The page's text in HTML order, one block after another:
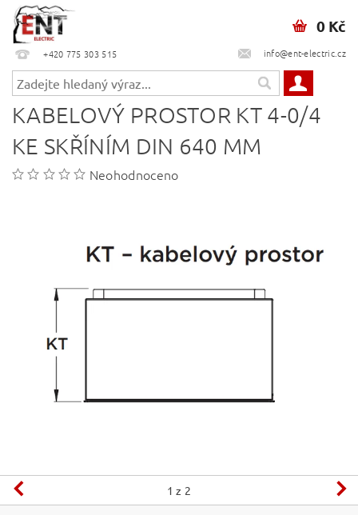
+420 775 303 515 info@ent-electric.cz
0 Kč
KABELOVÝ PROSTOR KT 4-0/4
KE SKŘÍNÍM DIN 640 MM
Neohodnoceno
1 z 2